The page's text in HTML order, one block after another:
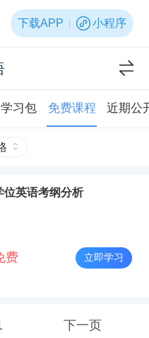
下载APP 小程序
学习包 免费课程 近期公
位英语考纲分析
费 立即学习
下一页